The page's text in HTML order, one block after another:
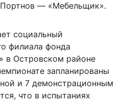
— «Мебельщик».
социальный
филиала фонда
в Островском районе
запланированы
и 7 демонстрационным
что в испытаниях